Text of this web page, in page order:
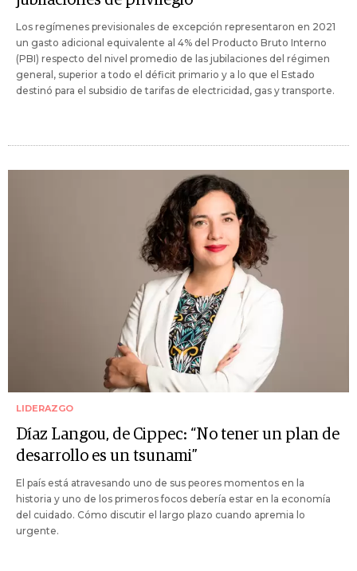
Los regímenes previsionales de excepción representaron en 2021
un gasto adicional equivalente al 4% del Producto Bruto Interno
(PBI) respecto del nivel promedio de las jubilaciones del régimen
general, superior a todo el déficit primario y a lo que el Estado
destinó para el subsidio de tarifas de electricidad, gas y transporte.
LIDERAZGO
Díaz Langou, de Cippec: “No tener un plan de
desarrollo es un tsunami”
El país está atravesando uno de sus peores momentos en la
historia y uno de los primeros focos debería estar en la economía
del cuidado. Cómo discutir el largo plazo cuando apremia lo
urgente.